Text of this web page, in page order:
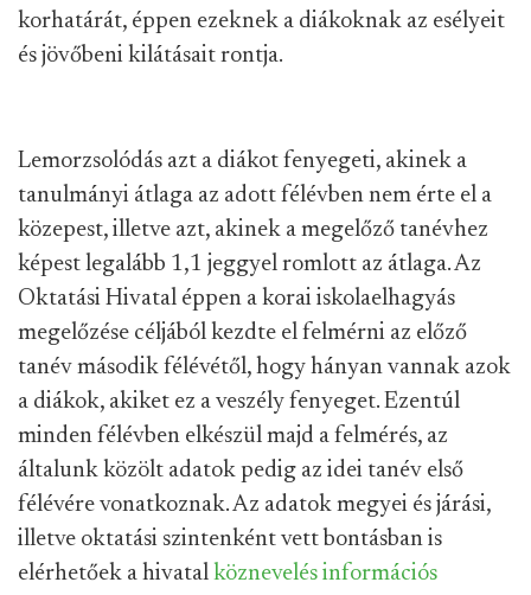
korhatárát, éppen ezeknek a diákoknak az esélyeit
és jövőbeni kilátásait rontja.
Lemorzsolódás azt a diákot fenyegeti, akinek a
tanulmányi átlaga az adott félévben nem érte el a
közepest, illetve azt, akinek a megelőző tanévhez
képest legalább 1,1 jeggyel romlott az átlaga. Az
Oktatási Hivatal éppen a korai iskolaelhagyás
megelőzése céljából kezdte el felmérni az előző
tanév második félévétől, hogy hányan vannak azok
a diákok, akiket ez a veszély fenyeget. Ezentúl
minden félévben elkészül majd a felmérés, az
általunk közölt adatok pedig az idei tanév első
félévére vonatkoznak. Az adatok megyei és járási,
illetve oktatási szintenként vett bontásban is
elérhetőek a hivatal köznevelés információs